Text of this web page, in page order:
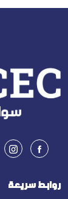
روابط سريعة